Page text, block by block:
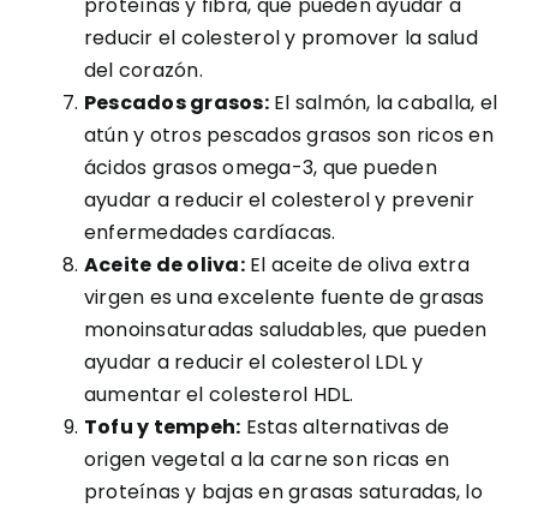
reducir el colesterol y promover la salud
del corazón.
Pescados grasos:El salmón, la caballa, el
atún y otros pescados grasos son ricos en
ácidos grasos omega-3, que pueden
ayudar a reducir el colesterol y prevenir
enfermedades cardíacas.
Aceite de oliva:El aceite de oliva extra
virgen es una excelente fuente de grasas
monoinsaturadas saludables, que pueden
ayudar a reducir el colesterol LDL y
aumentar el colesterol HDL.
Tofu y tempeh: Estas alternativas de
origen vegetal a la carne son ricas en
proteínas y bajas en grasas saturadas, lo